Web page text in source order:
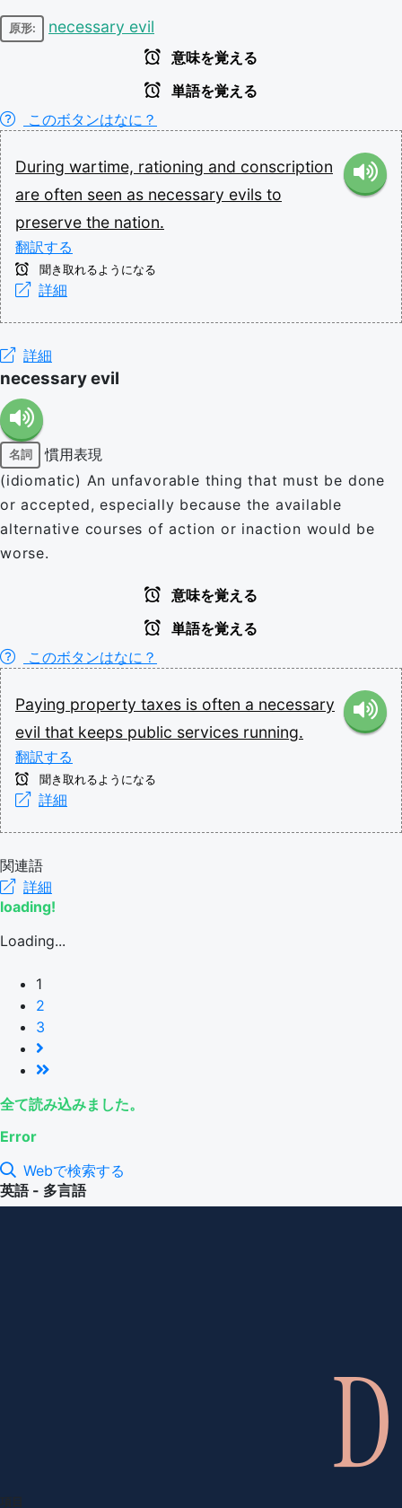
原形: necessary evil
意味を覚える
単語を覚える
このボタンはなに？
During wartime, rationing and conscription
are often seen as necessary evils to
preserve the nation.
翻訳する
聞き取れるようになる
詳細
詳細
necessary evil
名詞
慣用表現
(idiomatic) An unfavorable thing that must be done
or accepted, especially because the available
alternative courses of action or inaction would be
worse.
意味を覚える
単語を覚える
このボタンはなに？
Paying property taxes is often a necessary
evil that keeps public services running.
翻訳する
聞き取れるようになる
詳細
関連語
詳細
loading!
Loading...
1
2
3
全て読み込みました。
Error
Webで検索する
英語 - 多言語